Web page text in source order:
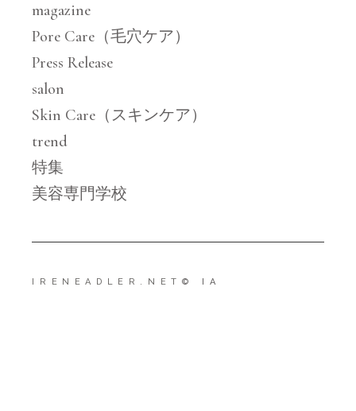
magazine
Pore Care（毛穴ケア）
Press Release
salon
Skin Care（スキンケア）
trend
特集
美容専門学校
IRENEADLER.NET © IA